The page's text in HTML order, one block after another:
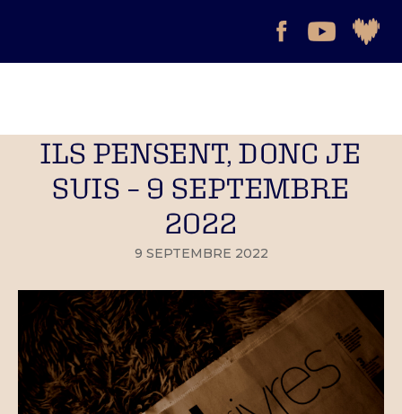
ILS PENSENT, DONC JE
SUIS – 9 SEPTEMBRE
2022
9 SEPTEMBRE 2022